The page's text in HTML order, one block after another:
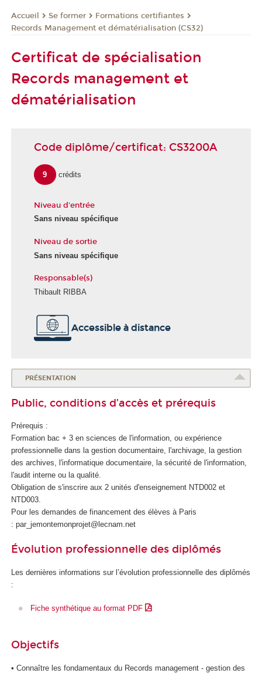
Accueil Se former
Formations certifiantes
Records Management et dématérialisation (CS32)
Certificat de spécialisation
Records management et
dématérialisation
Code diplôme/certificat: CS3200A
9 crédits
Niveau d'entrée
Sans niveau spécifique
Niveau de sortie
Sans niveau spécifique
Responsable(s)
Thibault RIBBA
É
o
d
u
n
m
é
r
i
q
u
e
e
t
e
'
Accessible à distance
PRÉSENTATION
Public, conditions d’accès et prérequis
Prérequis :
Formation bac + 3 en sciences de l'information, ou expérience
professionnelle dans la gestion documentaire, l'archivage, la gestion
des archives, l'informatique documentaire, la sécurité de l'information,
l'audit interne ou la qualité.
Obligation de s'inscrire aux 2 unités d'enseignement NTD002 et
NTD003.
Pour les demandes de financement des élèves à Paris
: par_jemontemonprojet@lecnam.net
Évolution professionnelle des diplômés
Les dernières informations sur l’évolution professionnelle des diplômés
:
Fiche synthétique au format PDF
Objectifs
• Connaître les fondamentaux du Records management - gestion des